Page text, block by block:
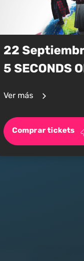
22
5 SECONDS
Ver más
Comprar tickets